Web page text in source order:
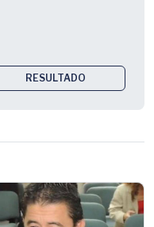
RESULTADO